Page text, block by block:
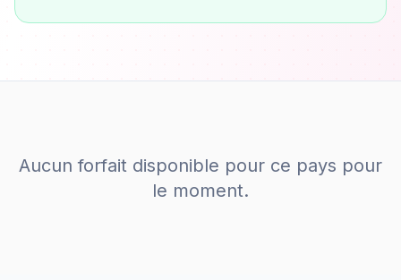
Aucun forfait disponible pour ce pays pour
le moment.